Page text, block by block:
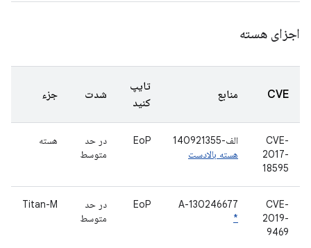
اجزای هسته
CVE منابع
تایپ
کنید
شدت جزء
CVE-
2017-
18595
الف-140921355
هسته بالادست
EoP
در حد
متوسط
هسته
CVE-
2019-
9469
A-130246677
*
EoP
در حد
متوسط
Titan-M